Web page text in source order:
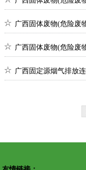
广西固定源烟气排放